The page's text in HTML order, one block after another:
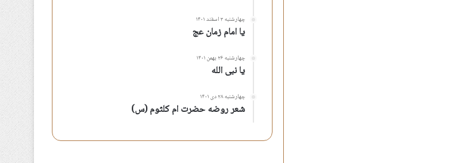
چهارشنبه ۳ اسفند ۱۴۰۱
یا امام زمان عج
چهارشنبه ۲۶ بهمن ۱۴۰۱
یا نبی الله
چهارشنبه ۲۸ دی ۱۴۰۱
شعر روضه حضرت ام کلثوم (س)